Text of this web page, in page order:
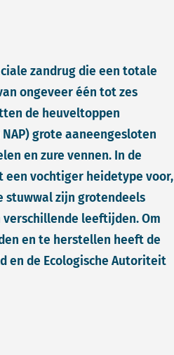
zandrug die een totale
ongeveer één tot zes
de heuveltoppen
grote aaneengesloten
en zure vennen. In de
een vochtiger heidetype voor,
stuwwal zijn grotendeels
verschillende leeftijden. Om
en te herstellen heeft de
en de Ecologische Autoriteit